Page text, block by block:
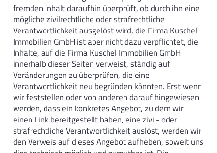
fremden Inhalt daraufhin überprüft, ob durch ihn eine
mögliche zivilrechtliche oder strafrechtliche
Verantwortlichkeit ausgelöst wird, die Firma Kuschel
Immobilien GmbH ist aber nicht dazu verpflichtet, die
Inhalte, auf die Firma Kuschel Immobilien GmbH
innerhalb dieser Seiten verweist, ständig auf
Veränderungen zu überprüfen, die eine
Verantwortlichkeit neu begründen könnten. Erst wenn
wir feststellen oder von anderen darauf hingewiesen
werden, dass ein konkretes Angebot, zu dem wir
einen Link bereitgestellt haben, eine zivil- oder
strafrechtliche Verantwortlichkeit auslöst, werden wir
den Verweis auf dieses Angebot aufheben, soweit uns